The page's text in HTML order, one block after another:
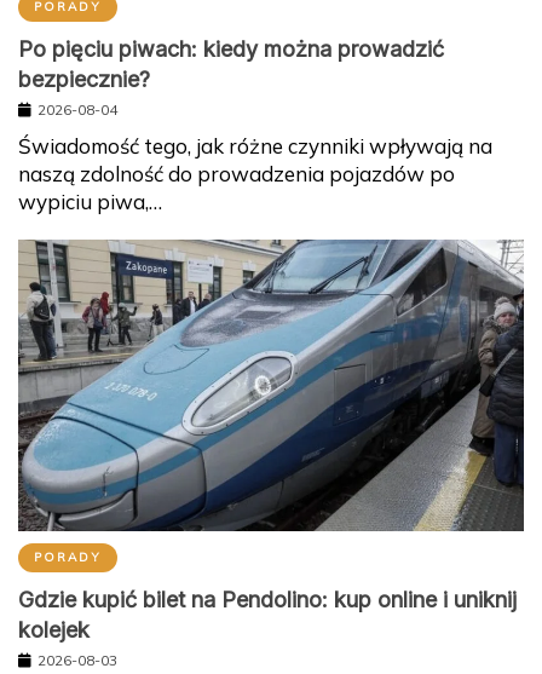
PORADY
Po pięciu piwach: kiedy można prowadzić
bezpiecznie?
2026-08-04
Świadomość tego, jak różne czynniki wpływają na
naszą zdolność do prowadzenia pojazdów po
wypiciu piwa,…
PORADY
Gdzie kupić bilet na Pendolino: kup online i uniknij
kolejek
2026-08-03